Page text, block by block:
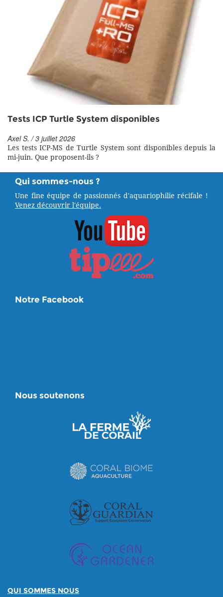
Tests ICP Turtle System disponibles
Axel S. / 3 juillet 2026
Les tests ICP-MS de Turtle System sont disponibles depuis la
mi-juin. Que proposent-ils ?
Qui sommes-nous ?
Une fine équipe de passionnés d'aquariophilie récifale !
Venez découvrir l'équipe.
Notre Facebook
Nous soutenons
QUI SOMMES NOUS